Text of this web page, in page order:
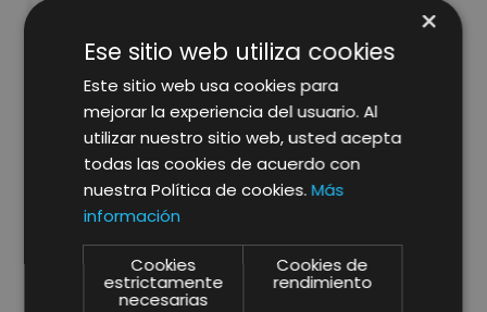
Contenido informativo/formativo sobre la miopía
×
Ese sitio web utiliza cookies
Este sitio web usa cookies para
mejorar la experiencia del usuario. Al
utilizar nuestro sitio web, usted acepta
todas las cookies de acuerdo con
nuestra Política de cookies.Más
información
Cookies
estrictamente
necesarias
Cookies de
rendimiento